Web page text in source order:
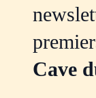
Cave